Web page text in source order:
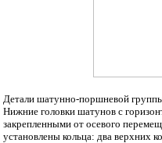
Детали шатунно-поршневой
Нижние головки шатунов с
закрепленными от осевого
установлены кольца: два